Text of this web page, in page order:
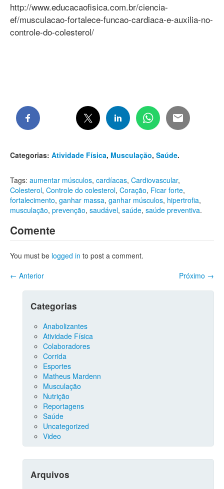
http://www.educacaofisica.com.br/ciencia-
ef/musculacao-fortalece-funcao-cardiaca-e-auxilia-no-
controle-do-colesterol/
Categorias: Atividade Física, Musculação, Saúde.
Tags: aumentar músculos, cardíacas, Cardiovascular,
Colesterol, Controle do colesterol, Coração, Ficar forte,
fortalecimento, ganhar massa, ganhar músculos, hipertrofia,
musculação, prevenção, saudável, saúde, saúde preventiva.
Comente
You must be logged in to post a comment.
Próximo →
← Anterior
Categorias
Anabolizantes
Atividade Física
Colaboradores
Corrida
Esportes
Matheus Mardenn
Musculação
Nutrição
Reportagens
Saúde
Uncategorized
Video
Arquivos